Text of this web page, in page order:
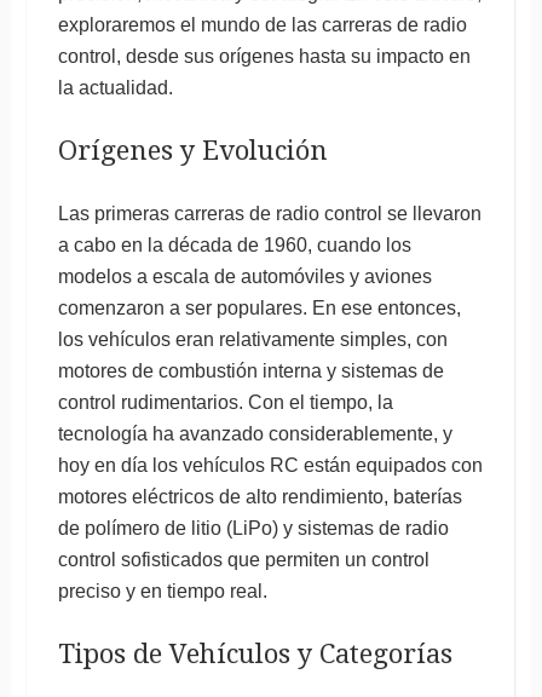
exploraremos el mundo de las carreras de radio
control, desde sus orígenes hasta su impacto en
la actualidad.
Orígenes y Evolución
Las primeras carreras de radio control se llevaron
a cabo en la década de 1960, cuando los
modelos a escala de automóviles y aviones
comenzaron a ser populares. En ese entonces,
los vehículos eran relativamente simples, con
motores de combustión interna y sistemas de
control rudimentarios. Con el tiempo, la
tecnología ha avanzado considerablemente, y
hoy en día los vehículos RC están equipados con
motores eléctricos de alto rendimiento, baterías
de polímero de litio (LiPo) y sistemas de radio
control sofisticados que permiten un control
preciso y en tiempo real.
Tipos de Vehículos y Categorías